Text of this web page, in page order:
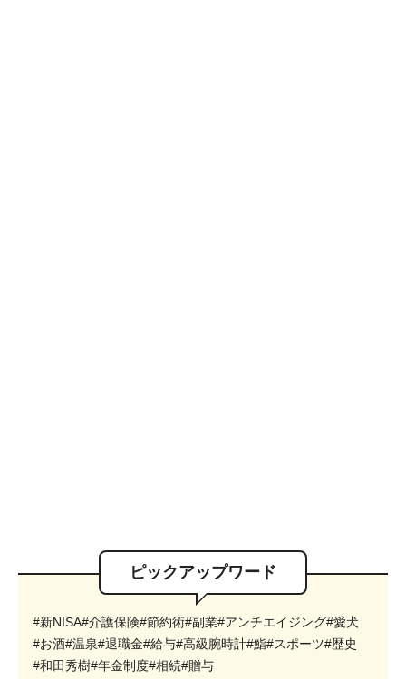
ピックアップワード
#新NISA#介護保険#節約術#副業#アンチエイジング#愛犬
#お酒#温泉#退職金#給与#高級腕時計#鮨#スポーツ#歴史
#和田秀樹#年金制度#相続#贈与